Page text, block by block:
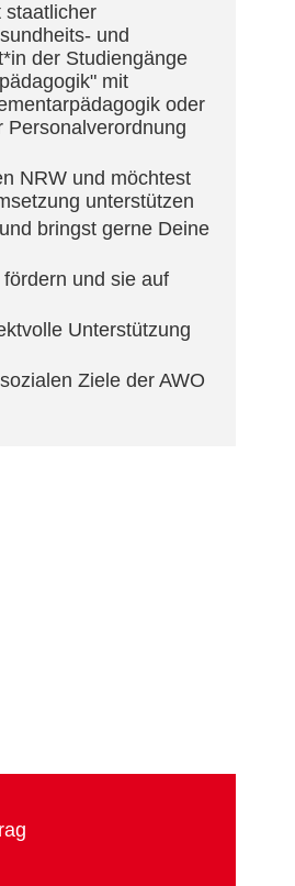
staatlicher
und
der Studiengänge
mit
oder
Personalverordnung
NRW und möchtest
unterstützen
bringst gerne Deine
und sie auf
Unterstützung
Ziele der AWO